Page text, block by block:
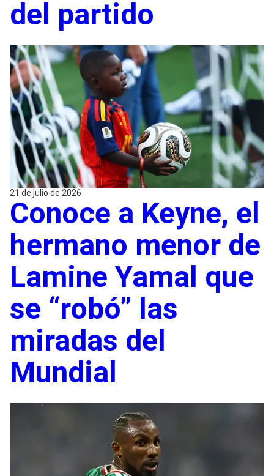
del partido
21 de julio de 2026
Conoce a Keyne, el
hermano menor de
Lamine Yamal que
se “robó” las
miradas del
Mundial